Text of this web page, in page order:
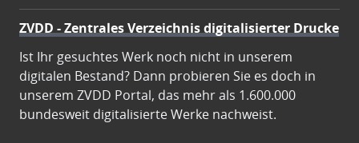
ZVDD - Zentrales Verzeichnis digitalisierter Drucke
Ist Ihr gesuchtes Werk noch nicht in unserem
digitalen Bestand? Dann probieren Sie es doch in
unserem ZVDD Portal, das mehr als 1.600.000
bundesweit digitalisierte Werke nachweist.